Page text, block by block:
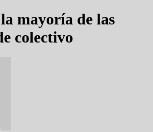
mayoría de las
colectivo